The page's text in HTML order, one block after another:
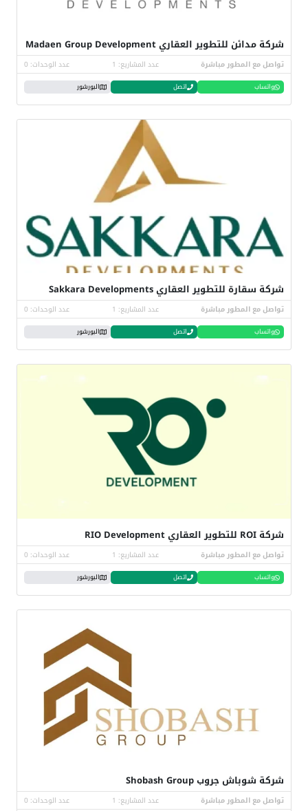
شركة مدائن للتطوير العقاري Madaen Group Development
تواصل مع المطور مباشرة عدد المشاريع: 1 عدد الوحدات: 0
واتساب اتصل البورشور
شركة سقارة للتطوير العقاري Sakkara Developments
تواصل مع المطور مباشرة عدد المشاريع: 1 عدد الوحدات: 0
واتساب اتصل البورشور
شركة ROI للتطوير العقاري RIO Development
تواصل مع المطور مباشرة عدد المشاريع: 1 عدد الوحدات: 0
واتساب اتصل البورشور
شركة شوباش جروب Shobash Group
تواصل مع المطور مباشرة عدد المشاريع: 1 عدد الوحدات: 0